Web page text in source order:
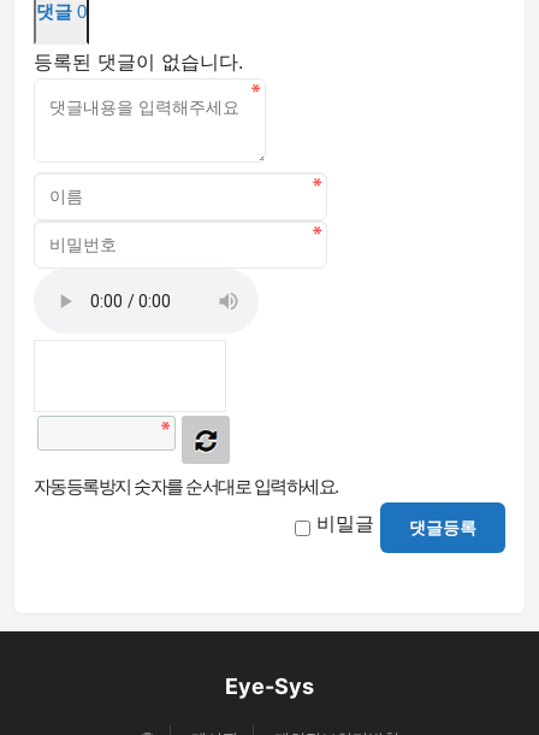
댓글 0
등록된 댓글이 없습니다.
자동등록방지 숫자를 순서대로 입력하세요.
비밀글 댓글등록
Eye-Sys